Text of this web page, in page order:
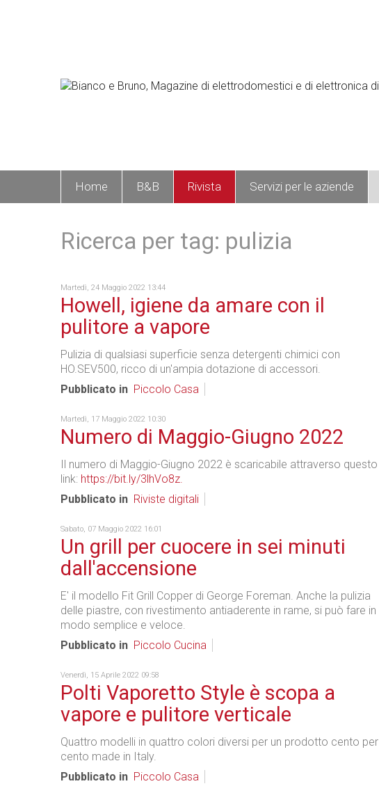
Home B&B Rivista Servizi per le aziende
Ricerca per tag: pulizia
Martedì, 24 Maggio 2022 13:44
Howell, igiene da amare con il
pulitore a vapore
Pulizia di qualsiasi superficie senza detergenti chimici con
HO.SEV500, ricco di un'ampia dotazione di accessori.
Pubblicato in Piccolo Casa
Martedì, 17 Maggio 2022 10:30
Numero di Maggio-Giugno 2022
Il numero di Maggio-Giugno 2022 è scaricabile attraverso questo
link: https://bit.ly/3lhVo8z.
Pubblicato in Riviste digitali
Sabato, 07 Maggio 2022 16:01
Un grill per cuocere in sei minuti
dall'accensione
E' il modello Fit Grill Copper di George Foreman. Anche la pulizia
delle piastre, con rivestimento antiaderente in rame, si può fare in
modo semplice e veloce.
Pubblicato in Piccolo Cucina
Venerdì, 15 Aprile 2022 09:58
Polti Vaporetto Style è scopa a
vapore e pulitore verticale
Quattro modelli in quattro colori diversi per un prodotto cento per
cento made in Italy.
Pubblicato in Piccolo Casa